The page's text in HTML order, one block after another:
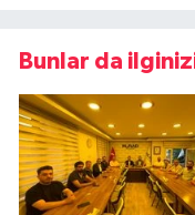
Bunlar da